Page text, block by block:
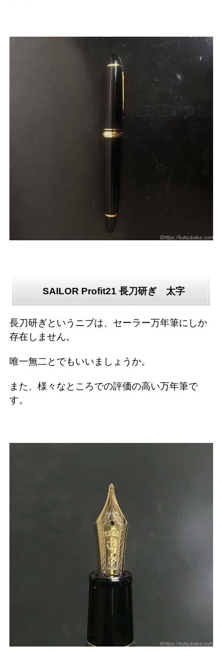
SAILOR Profit21 長刀研ぎ 太字
長刀研ぎというニブは、セーラー万年筆にしか
存在しません。
唯一無二とでもいいましょうか。
また、様々なところでの評価の高い万年筆で
す。